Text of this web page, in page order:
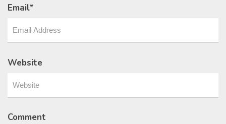
Email*
Website
Comment